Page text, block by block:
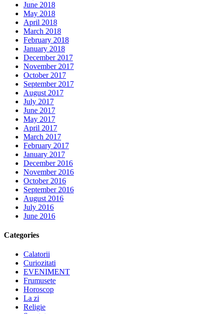
June 2018
May 2018
April 2018
March 2018
February 2018
January 2018
December 2017
November 2017
October 2017
September 2017
August 2017
July 2017
June 2017
May 2017
April 2017
March 2017
February 2017
January 2017
December 2016
November 2016
October 2016
September 2016
August 2016
July 2016
June 2016
Categories
Calatorii
Curiozitati
EVENIMENT
Frumusete
Horoscop
La zi
Religie